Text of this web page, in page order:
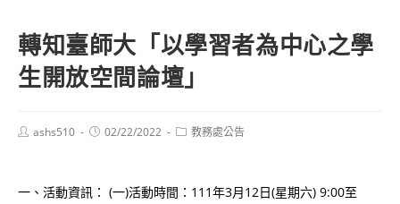
轉知臺師大「以學習者為中心之學
生開放空間論壇」
Postashs510
Post02/22/2022
Post教務處公告
一、活動資訊： (一)活動時間：111年3月12日(星期六) 9:00至